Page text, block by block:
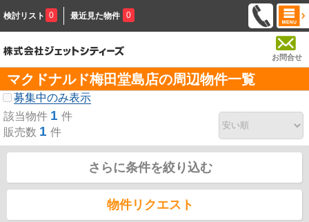
検討リスト 0 最近見た物件 0
お問合せ
マクドナルド梅田堂島店の周辺物件一覧
募集中のみ表示
該当物件 1 件
販売数 1 件
さらに条件を絞り込む
物件リクエスト